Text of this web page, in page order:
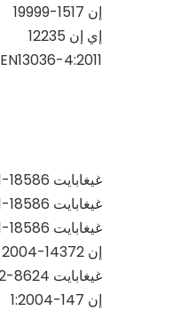
إن 1517-19999
إي إن 12235
EN13036-4:2011
غيغابايت 18586-2001
غيغابايت 18586-2001
غيغابايت 18586-2001
إن 14372-2004
غيغابايت 8624-2012
إن 147-1:2004